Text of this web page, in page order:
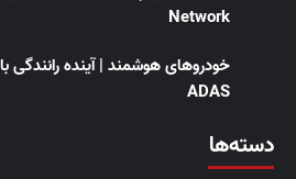
Network
خودروهای هوشمند | آینده
ADAS
دسته‌ها